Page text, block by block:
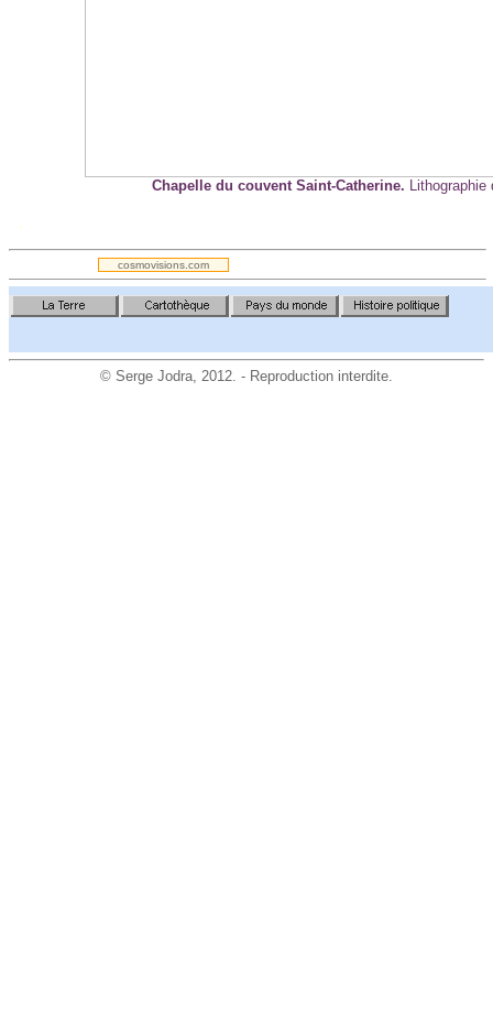
Chapelle du couvent Saint-Catherine. Lithographie
.
cosmovisions.com
© Serge Jodra, 2012. - Reproduction interdite.